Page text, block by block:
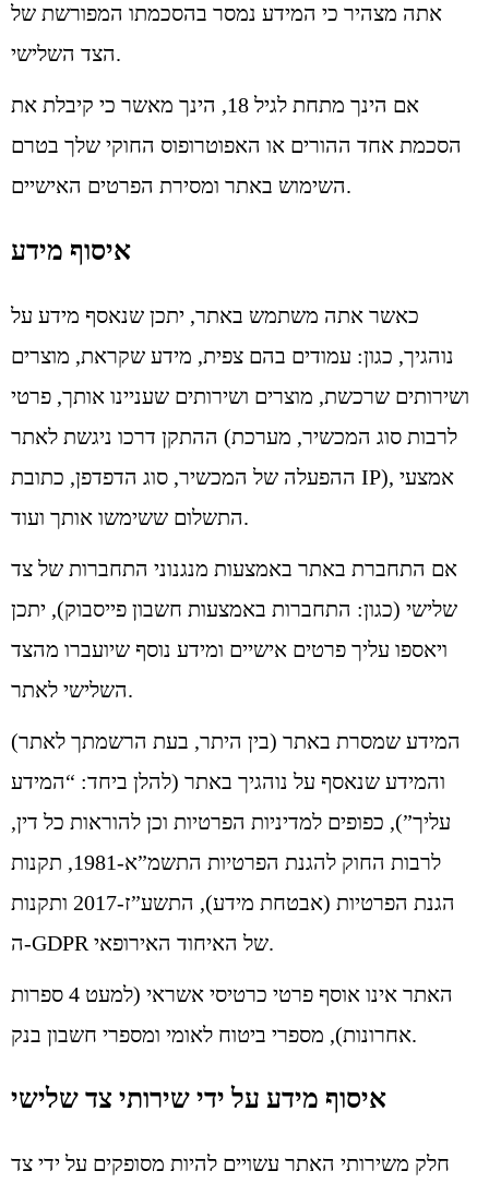
אתה מצהיר כי המידע נמסר בהסכמתו המפורשת של
הצד השלישי.
אם הינך מתחת לגיל 18, הינך מאשר כי קיבלת את
הסכמת אחד ההורים או האפוטרופוס החוקי שלך בטרם
השימוש באתר ומסירת הפרטים האישיים.
איסוף מידע
כאשר אתה משתמש באתר, יתכן שנאסף מידע על
נוהגיך, כגון: עמודים בהם צפית, מידע שקראת, מוצרים
ושירותים שרכשת, מוצרים ושירותים שעניינו אותך, פרטי
ההתקן דרכו ניגשת לאתר (לרבות סוג המכשיר, מערכת
ההפעלה של המכשיר, סוג הדפדפן, כתובת IP), אמצעי
התשלום ששימשו אותך ועוד.
אם התחברת באתר באמצעות מנגנוני התחברות של צד
שלישי (כגון: התחברות באמצעות חשבון פייסבוק), יתכן
ויאספו עליך פרטים אישיים ומידע נוסף שיועברו מהצד
השלישי לאתר.
המידע שמסרת באתר (בין היתר, בעת הרשמתך לאתר)
והמידע שנאסף על נוהגיך באתר (להלן ביחד: “המידע
עליך”), כפופים למדיניות הפרטיות וכן להוראות כל דין,
לרבות החוק להגנת הפרטיות התשמ”א-1981, תקנות
הגנת הפרטיות (אבטחת מידע), התשע”ז-2017 ותקנות
ה-GDPR של האיחוד האירופאי.
האתר אינו אוסף פרטי כרטיסי אשראי (למעט 4 ספרות
אחרונות), מספרי ביטוח לאומי ומספרי חשבון בנק.
איסוף מידע על ידי שירותי צד שלישי
חלק משירותי האתר עשויים להיות מסופקים על ידי צד